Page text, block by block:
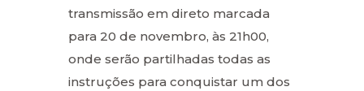
transmissão em direto marcada
para 20 de novembro, às 21h00,
onde serão partilhadas todas as
instruções para conquistar um dos